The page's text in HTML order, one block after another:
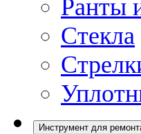
Ранты
Стекла
Инструмент для